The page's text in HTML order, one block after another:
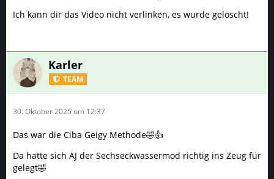
Ich kann dir das Video nicht verlinken, es wurde gelöscht!
Karler
TEAM
30. Oktober 2025 um 12:37
Das war die Ciba Geigy Methode🤣👍
Da hatte sich AJ der Sechseckwassermod richtig ins Zeug für
gelegt🤣